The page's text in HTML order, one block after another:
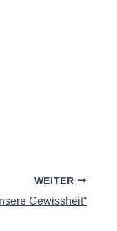
WEITER
Gewissheit“